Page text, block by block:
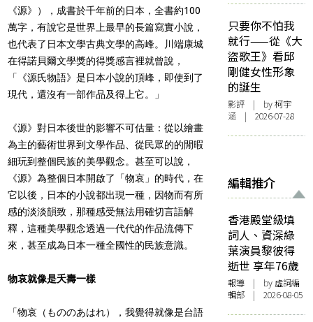
《源》），成書於千年前的日本，全書約100
萬字，有說它是世界上最早的長篇寫實小說，
也代表了日本文學古典文學的高峰。川端康城
在得諾貝爾文學獎的得獎感言裡就曾說，
「《源氏物語》是日本小說的頂峰，即使到了
現代，還沒有一部作品及得上它。」
《源》對日本後世的影響不可估量：從以繪畫
為主的藝術世界到文學作品、從民眾的的閒暇
細玩到整個民族的美學觀念。甚至可以說，
《源》為整個日本開啟了「物哀」的時代，在
它以後，日本的小說都出現一種，因物而有所
感的淡淡韻致，那種感受無法用確切言語解
釋，這種美學觀念透過一代代的作品流傳下
來，甚至成為日本一種全國性的民族意識。
物哀就像是夭壽一樣
「物哀（もののあはれ），我覺得就像是台語
只要你不怕我
就行——從《大
盜歌王》看邱
剛健女性形象
的誕生
影評 | by 柯宇
涵 | 2026-07-28
編輯推介
香港殿堂級填
詞人、資深綠
葉演員黎彼得
逝世 享年76歲
報導 | by 虛詞編
輯部 | 2026-08-05